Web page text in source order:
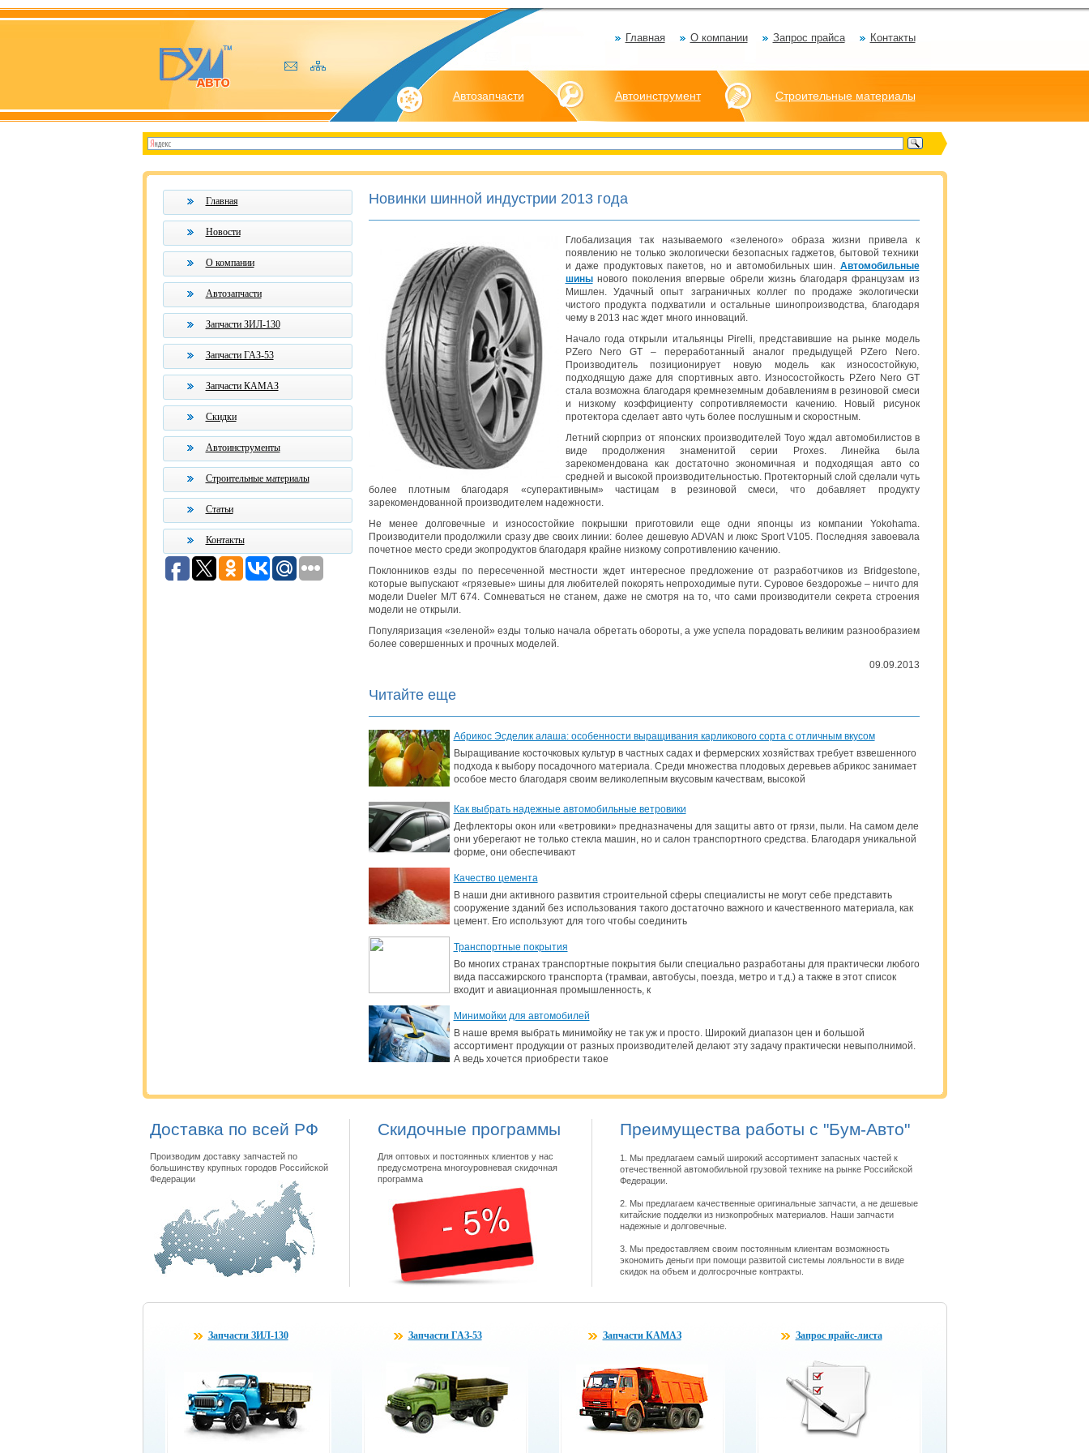
Главная О компании Запрос прайса Контакты
Автозапчасти Автоинструмент Строительные материалы
Главная
Новости
О компании
Автозапчасти
Запчасти ЗИЛ-130
Запчасти ГАЗ-53
Запчасти КАМАЗ
Скидки
Автоинструменты
Строительные материалы
Статьи
Контакты
Новинки шинной индустрии 2013 года
Глобализация так называемого «зеленого» образа жизни привела к
появлению не только экологически безопасных гаджетов, бытовой техники
и даже продуктовых пакетов, но и автомобильных шин. Автомобильные
шинынового поколения впервые обрели жизнь благодаря французам из
Мишлен. Удачный опыт заграничных коллег по продаже экологически
чистого продукта подхватили и остальные шинопроизводства, благодаря
чему в 2013 нас ждет много инноваций.
Начало года открыли итальянцы Pirelli, представившие на рынке модель
PZero Nero GT – переработанный аналог предыдущей PZero Nero.
Производитель позиционирует новую модель как износостойкую,
подходящую даже для спортивных авто. Износостойкость PZero Nero GT
стала возможна благодаря кремнеземным добавлениям в резиновой смеси
и низкому коэффициенту сопротивляемости качению. Новый рисунок
протектора сделает авто чуть более послушным и скоростным.
Летний сюрприз от японских производителей Toyo ждал автомобилистов в
виде продолжения знаменитой серии Proxes. Линейка была
зарекомендована как достаточно экономичная и подходящая авто со
средней и высокой производительностью. Протекторный слой сделали чуть
более плотным благодаря «суперактивным» частицам в резиновой смеси, что добавляет продукту
зарекомендованной производителем надежности.
Не менее долговечные и износостойкие покрышки приготовили еще одни японцы из компании Yokohama.
Производители продолжили сразу две своих линии: более дешевую ADVAN и люкс Sport V105. Последняя завоевала
почетное место среди экопродуктов благодаря крайне низкому сопротивлению качению.
Поклонников езды по пересеченной местности ждет интересное предложение от разработчиков из Bridgestone,
которые выпускают «грязевые» шины для любителей покорять непроходимые пути. Суровое бездорожье – ничто для
модели Dueler M/T 674. Сомневаться не станем, даже не смотря на то, что сами производители секрета строения
модели не открыли.
Популяризация «зеленой» езды только начала обретать обороты, а уже успела порадовать великим разнообразием
более совершенных и прочных моделей.
09.09.2013
Читайте еще
Абрикос Эсделик алаша: особенности выращивания карликового сорта с отличным вкусом
Выращивание косточковых культур в частных садах и фермерских хозяйствах требует взвешенного
подхода к выбору посадочного материала. Среди множества плодовых деревьев абрикос занимает
особое место благодаря своим великолепным вкусовым качествам, высокой
Как выбрать надежные автомобильные ветровики
Дефлекторы окон или «ветровики» предназначены для защиты авто от грязи, пыли. На самом деле
они уберегают не только стекла машин, но и салон транспортного средства. Благодаря уникальной
форме, они обеспечивают
Качество цемента
В наши дни активного развития строительной сферы специалисты не могут себе представить
сооружение зданий без использования такого достаточно важного и качественного материала, как
цемент. Его используют для того чтобы соединить
Транспортные покрытия
Во многих странах транспортные покрытия были специально разработаны для практически любого
вида пассажирского транспорта (трамваи, автобусы, поезда, метро и т.д.) а также в этот список
входит и авиационная промышленность, к
Минимойки для автомобилей
В наше время выбрать минимойку не так уж и просто. Широкий диапазон цен и большой
ассортимент продукции от разных производителей делают эту задачу практически невыполнимой.
А ведь хочется приобрести такое
Доставка по всей РФ
Производим доставку запчастей по
большинству крупных городов Российской
Федерации
Скидочные программы
Для оптовых и постоянных клиентов у нас
предусмотрена многоуровневая скидочная
программа
Преимущества работы с "Бум-Авто"
1. Мы предлагаем самый широкий ассортимент запасных частей к
отечественной автомобильной грузовой технике на рынке Российской
Федерации.
2. Мы предлагаем качественные оригинальные запчасти, а не дешевые
китайские подделки из низкопробных материалов. Наши запчасти
надежные и долговечные.
3. Мы предоставляем своим постоянным клиентам возможность
экономить деньги при помощи развитой системы лояльности в виде
скидок на объем и долгосрочные контракты.
Запчасти ЗИЛ-130 Запчасти ГАЗ-53 Запчасти КАМАЗ Запрос прайс-листа